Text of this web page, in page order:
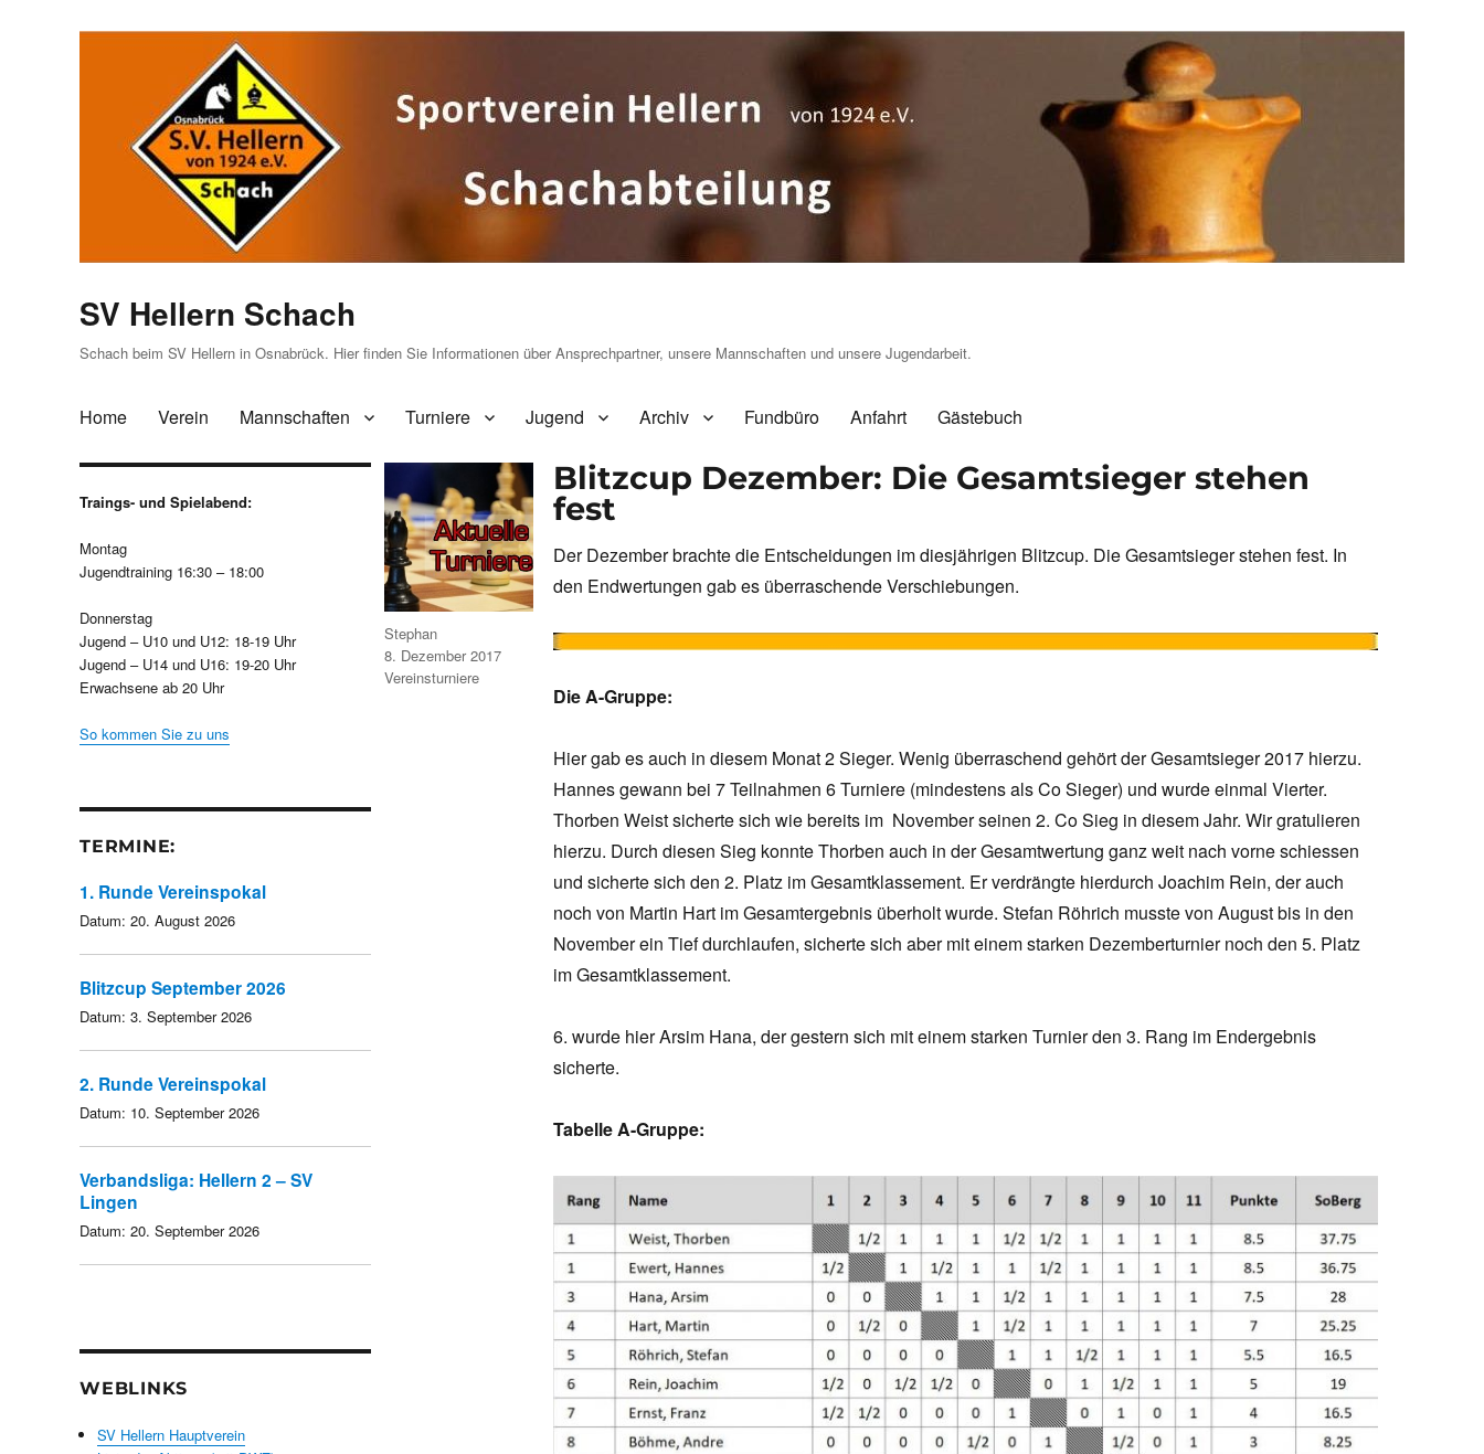
SV Hellern Schach
Schach beim SV Hellern in Osnabrück. Hier finden Sie Informationen über Ansprechpartner, unsere Mannschaften und unsere Jugendarbeit.
Home Verein Mannschaften Turniere Jugend Archiv Fundbüro Anfahrt Gästebuch
Blitzcup Dezember: Die Gesamtsieger stehen
fest
Der Dezember brachte die Entscheidungen im diesjährigen Blitzcup. Die Gesamtsieger stehen fest. In
den Endwertungen gab es überraschende Verschiebungen.
Die A-Gruppe:
Hier gab es auch in diesem Monat 2 Sieger. Wenig überraschend gehört der Gesamtsieger 2017 hierzu.
Hannes gewann bei 7 Teilnahmen 6 Turniere (mindestens als Co Sieger) und wurde einmal Vierter.
Thorben Weist sicherte sich wie bereits im November seinen 2. Co Sieg in diesem Jahr. Wir gratulieren
hierzu. Durch diesen Sieg konnte Thorben auch in der Gesamtwertung ganz weit nach vorne schiessen
und sicherte sich den 2. Platz im Gesamtklassement. Er verdrängte hierdurch Joachim Rein, der auch
noch von Martin Hart im Gesamtergebnis überholt wurde. Stefan Röhrich musste von August bis in den
November ein Tief durchlaufen, sicherte sich aber mit einem starken Dezemberturnier noch den 5. Platz
im Gesamtklassement.
6. wurde hier Arsim Hana, der gestern sich mit einem starken Turnier den 3. Rang im Endergebnis
sicherte.
Tabelle A-Gruppe:
Autor
Stephan
Veröffentlicht
am
8. Dezember 2017
Kategorien
Vereinsturniere
Traings- und Spielabend:
Montag
Jugendtraining 16:30 – 18:00
Donnerstag
Jugend – U10 und U12: 18-19 Uhr
Jugend – U14 und U16: 19-20 Uhr
Erwachsene ab 20 Uhr
So kommen Sie zu uns
TERMINE:
1. Runde Vereinspokal
Datum: 20. August 2026
Blitzcup September 2026
Datum: 3. September 2026
2. Runde Vereinspokal
Datum: 10. September 2026
Verbandsliga: Hellern 2 – SV
Lingen
Datum: 20. September 2026
WEBLINKS
SV Hellern Hauptverein